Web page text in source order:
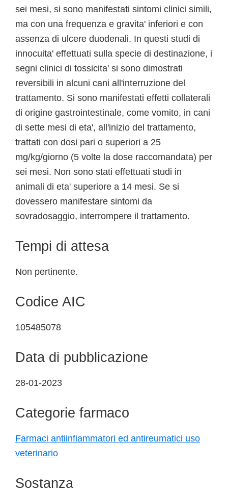
sei mesi, si sono manifestati sintomi clinici simili,
ma con una frequenza e gravita' inferiori e con
assenza di ulcere duodenali. In questi studi di
innocuita' effettuati sulla specie di destinazione, i
segni clinici di tossicita' si sono dimostrati
reversibili in alcuni cani all'interruzione del
trattamento. Si sono manifestati effetti collaterali
di origine gastrointestinale, come vomito, in cani
di sette mesi di eta', all'inizio del trattamento,
trattati con dosi pari o superiori a 25
mg/kg/giorno (5 volte la dose raccomandata) per
sei mesi. Non sono stati effettuati studi in
animali di eta' superiore a 14 mesi. Se si
dovessero manifestare sintomi da
sovradosaggio, interrompere il trattamento.
Tempi di attesa
Non pertinente.
Codice AIC
105485078
Data di pubblicazione
28-01-2023
Categorie farmaco
Farmaci antiinfiammatori ed antireumatici uso
veterinario
Sostanza